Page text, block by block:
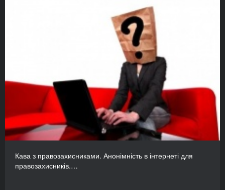
Кава з правозахисниками. Анонімність в інтернеті для
правозахисників.…